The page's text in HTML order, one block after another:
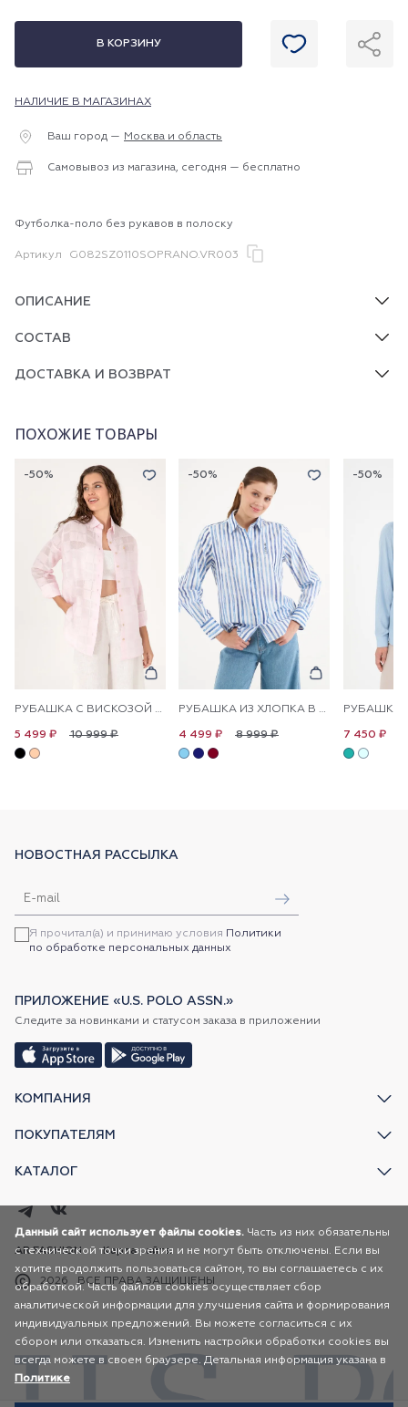
В КОРЗИНУ
НАЛИЧИЕ В МАГАЗИНАХ
Ваш город — Москва и область
Самовывоз из магазина, сегодня — бесплатно
Футболка-поло без рукавов в полоску
Артикул G082SZ0110SOPRANO.VR003
ОПИСАНИЕ
СОСТАВ
ДОСТАВКА И ВОЗВРАТ
ПОХОЖИЕ ТОВАРЫ
-50%
РУБАШКА С ВИСКОЗОЙ СВОБОДНАЯ
10 999 ₽
5 499 ₽
-50%
РУБАШКА ИЗ ХЛОПКА В ПОЛОСКУ ПРЯМАЯ
8 999 ₽
4 499 ₽
-50%
7 450 ₽
КОМПАНИЯ
ПОКУПАТЕЛЯМ
КАТАЛОГ
НОВОСТНАЯ РАССЫЛКА
Я прочитал(а) и принимаю условия Политики
по обработке персональных данных
ПРИЛОЖЕНИЕ «U.S. POLO ASSN.»
Следите за новинками и статусом заказа в приложении
2026 ВСЕ ПРАВА ЗАЩИЩЕНЫ
AR FASHION Карта сайта
Данный сайт использует файлы cookies. Часть из них обязательны
с технической точки зрения и не могут быть отключены. Если вы
хотите продолжить пользоваться сайтом, то вы соглашаетесь с их
обработкой. Часть файлов cookies осуществляет сбор
аналитической информации для улучшения сайта и формирования
индивидуальных предложений. Вы можете согласиться с их
сбором или отказаться. Изменить настройки обработки cookies вы
всегда можете в своем браузере. Детальная информация указана в
Политике